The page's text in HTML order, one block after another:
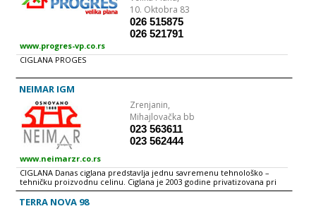
10. Oktobra 83
026 515875
026 521791
www.progres-vp.co.rs
CIGLANA PROGES
NEIMAR IGM
Zrenjanin,
Mihajlovačka bb
023 563611
023 562444
www.neimarzr.co.rs
CIGLANA Danas ciglana predstavlja jednu savremenu tehnološko –
tehničku proizvodnu celinu. Ciglana je 2003 godine privatizovana pri
čemu se od tada do danas teži ka unapređenju kvaliteta proizvoda,
uštede energije i u potpunosti vođenje automatskog upravljanja sa
TERRA NOVA 98